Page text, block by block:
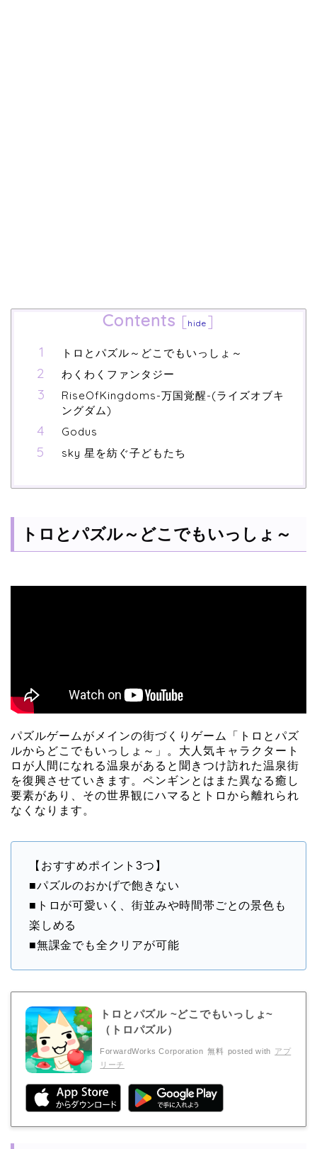
Contents [hide ]
トロとパズル～どこでもいっしょ～
わくわくファンタジー
RiseOfKingdoms-万国覚醒-(ライズオブキ
ングダム)
Godus
sky 星を紡ぐ子どもたち
トロとパズル～どこでもいっしょ～
パズルゲームがメインの街づくりゲーム「トロとパズ
ルからどこでもいっしょ～」。大人気キャラクタート
ロが人間になれる温泉があると聞きつけ訪れた温泉街
を復興させていきます。ペンギンとはまた異なる癒し
要素があり、その世界観にハマるとトロから離れられ
なくなります。
【おすすめポイント3つ】
■パズルのおかげで飽きない
■トロが可愛いく、街並みや時間帯ごとの景色も
楽しめる
■無課金でも全クリアが可能
トロとパズル ~どこでもいっしょ~
（トロパズル）
ForwardWorks Corporation 無料 posted with アプ
リーチ